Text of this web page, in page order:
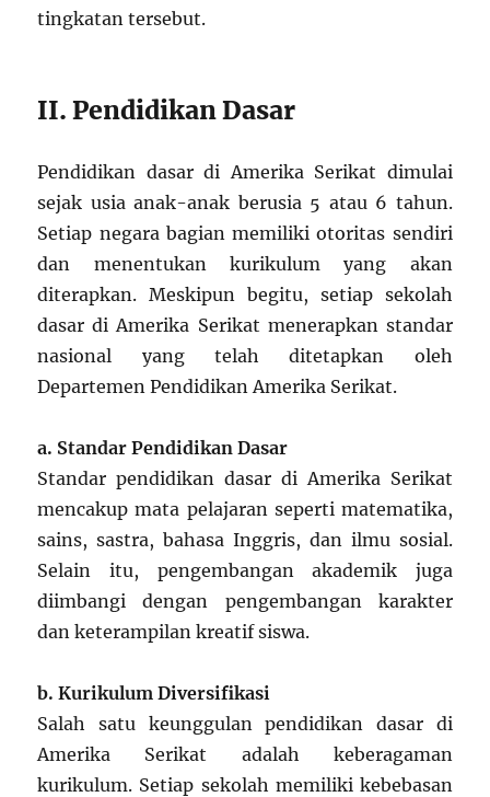
tingkatan tersebut.
II. Pendidikan Dasar
Pendidikan dasar di Amerika Serikat dimulai
sejak usia anak-anak berusia 5 atau 6 tahun.
Setiap negara bagian memiliki otoritas sendiri
dan menentukan kurikulum yang akan
diterapkan. Meskipun begitu, setiap sekolah
dasar di Amerika Serikat menerapkan standar
nasional yang telah ditetapkan oleh
Departemen Pendidikan Amerika Serikat.
a. Standar Pendidikan Dasar
Standar pendidikan dasar di Amerika Serikat
mencakup mata pelajaran seperti matematika,
sains, sastra, bahasa Inggris, dan ilmu sosial.
Selain itu, pengembangan akademik juga
diimbangi dengan pengembangan karakter
dan keterampilan kreatif siswa.
b. Kurikulum Diversifikasi
Salah satu keunggulan pendidikan dasar di
Amerika Serikat adalah keberagaman
kurikulum. Setiap sekolah memiliki kebebasan